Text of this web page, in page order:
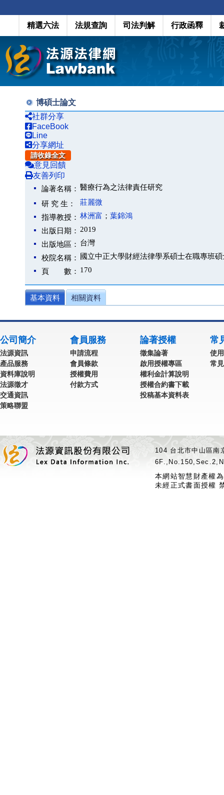
精選六法 法規查詢 司法判解 行政函釋
博碩士論文
社群分享
FaceBook
Line
分享網址
請收錄全文
意見回饋
友善列印
論著名稱： 醫療行為之法律責任研究
研 究 生：
莊麗微
指導教授： 林洲富 ； 葉錦鴻
出版日期： 2019
出版地區： 台灣
校院名稱：
國立中正大學財經法律學系碩士在職專班碩
頁 數： 170
基本資料 相關資料
公司簡介
法源資訊
產品服務
資料庫說明
法源徵才
交通資訊
策略聯盟
會員服務
申請流程
會員條款
授權費用
付款方式
論著授權
徵集論著
啟用授權專區
權利金計算說明
授權合約書下載
投稿基本資料表
常
使
常
104 台北市中山區
本網站智慧財產權
未經正式書面授權